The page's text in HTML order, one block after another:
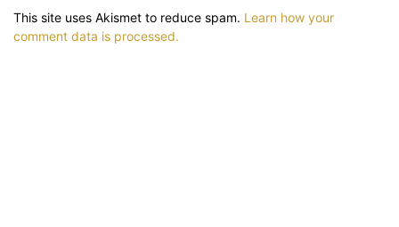
This site uses Akismet to reduce spam. Learn how your
comment data is processed.